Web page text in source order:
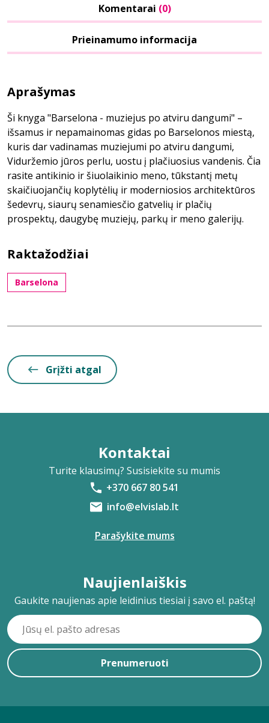
Komentarai (0)
Prieinamumo informacija
Aprašymas
Ši knyga "Barselona - muziejus po atviru dangumi" –
išsamus ir nepamainomas gidas po Barselonos miestą,
kuris dar vadinamas muziejumi po atviru dangumi,
Viduržemio jūros perlu, uostu į plačiuosius vandenis. Čia
rasite antikinio ir šiuolaikinio meno, tūkstantį metų
skaičiuojančių koplytėlių ir moderniosios architektūros
šedevrų, siaurų senamiesčio gatvelių ir plačių
prospektų, daugybę muziejų, parkų ir meno galerijų.
Raktažodžiai
Barselona
Grįžti atgal
Kontaktai
Turite klausimų? Susisiekite su mumis
+370 667 80 541
info@elvislab.lt
Parašykite mums
Naujienlaiškis
Gaukite naujienas apie leidinius tiesiai į savo el. paštą!
Prenumeruoti